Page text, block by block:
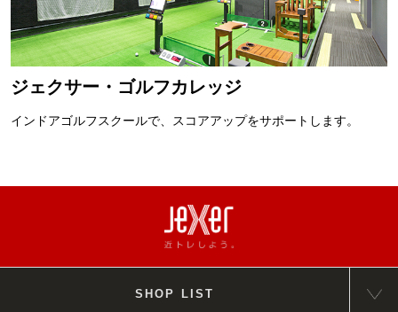
ジェクサー・ゴルフカレッジ
インドアゴルフスクールで、スコアアップをサポートします。
SHOP LIST